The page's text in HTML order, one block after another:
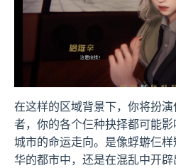
在这样的区域背景下，你将扮
者，你的各个仨种抉择都可能
城市的命运走向。是像蜉蝣仨
华的都市中，还是在混乱中开